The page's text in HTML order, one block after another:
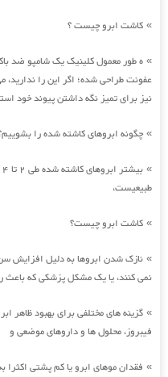
» کاشت ابرو چیست ؟
» ه طور معمول کلینیک یک شامپو ضد
عفونت طراحی شده؛ اگر این را
نیز برای تمیز نگه داشتن پیوند خود
» چگونه ابروهای کاشته شده را
»
طبیعیست،
» کاشت ابرو چیست؟
» نازک شدن ابروها به دلیل افزایش
نمی کنند، یا یک مشکل پزشکی که
» گزینه های مختلفی برای بهبود ظاهر
فیبروز، محلول ها و داروهای موضعی و
» فقدان موهای ابرو یا کم پشتی اکثرا